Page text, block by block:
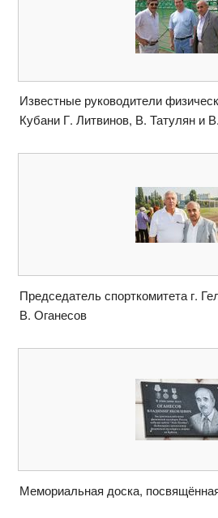
Известные руководители
Кубани Г. Литвинов, В. Татулян и
Председатель спорткомитета г.
В. Оганесов
Мемориальная доска,